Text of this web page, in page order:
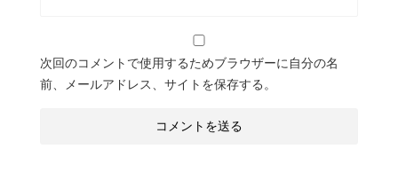
次回のコメントで使用するためブラウザーに自分の名
前、メールアドレス、サイトを保存する。